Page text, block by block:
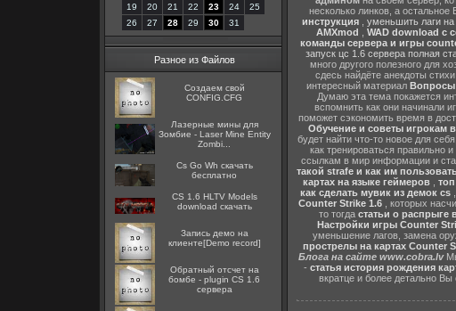
19
20 21 22 23 24
25
26
27 28 29 30 31
Разное из Файлов
Создаем свой
CONFIG.CFG
Лазерные мины для
Зомбие - Laser Mine Entity
Zombi...
Cs Go Wh скачать
бесплатно
CS 1.6 HLTV Models
download скачать
Запись демо на
клиенте[Demo record]
Обратный отсчет на
бомбе - plugin CS 1.6
сервера
несколько линков, а
инструкция
уменьшить лаги на
AMXmod
WAD download с
команды сервера и игры
запуск цс 1.6 сервера полная
много другого полезного для
сдесь найдёте анекдоты
интересный материал Вопросы
Думаю эта тема покажется
вспомнить как они начинали
поможет сэкономить время в
Обучение и советы игрокам
будет найти что-то новое для
как тренироваться правильно
ссылкам в мир информации и
такой strafe и как им
картах на языке геймеров,
как сделать мувик из демок cs,
Counter Strike 1.6, которых
то тогда статьи о распрыге
Настройки игры Counter
уменьшение лагов, замена
прострелы на картах Counter
Блога на сайте www.cobra.lvМы
- статья история рождения
вкратце и более детально